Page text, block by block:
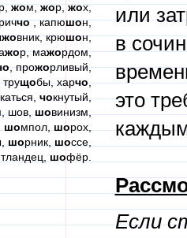
жом,жор,жох,
чо, капюшон,
жовник, крюшон,
жор, мажордом,
, прожорливый,
щобы, харчо,
каться,чокнутый,
шов,шовинизм,
шомпол, шорох,
шорник, шоссе,
тландец, шофёр.
или
в
это
Если